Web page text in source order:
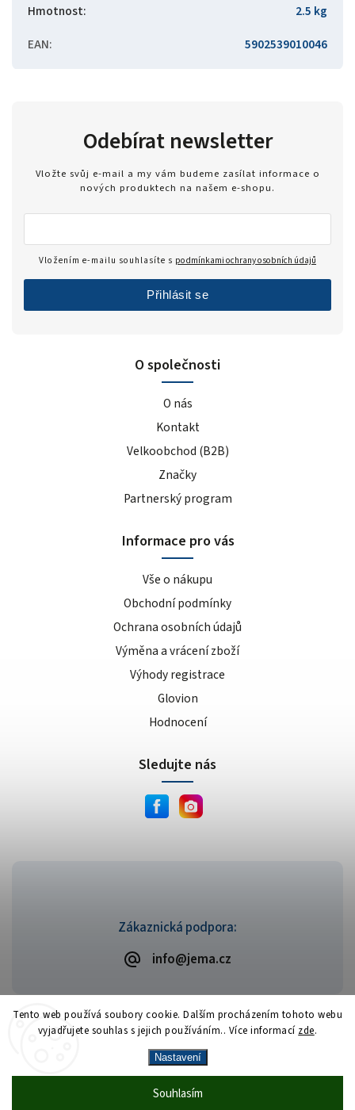
Tento web používá soubory cookie. Dalším procházením tohoto webu
vyjadřujete souhlas s jejich používáním.. Více informací zde.
Nastavení
Souhlasím
Vrácení zboží zdarma— celý srpen bez
Hmotnost:
2.5 kg
EAN: 5902539010046
Zákaznická podpora:
info@jema.cz
O společnosti
O nás
Kontakt
Velkoobchod (B2B)
Značky
Partnerský program
Informace pro vás
Vše o nákupu
Obchodní podmínky
Ochrana osobních údajů
Výměna a vrácení zboží
Výhody registrace
Glovion
Hodnocení
Odebírat newsletter
Vložte svůj e-mail a my vám budeme zasílat informace o
nových produktech na našem e-shopu.
Vložením e-mailu souhlasíte s podmínkami ochrany osobních údajů
Přihlásit se
Sledujte nás
Copyright 2026JEMA.cz. Všechna práva vyhrazena.
VytvořilShoptet| Design